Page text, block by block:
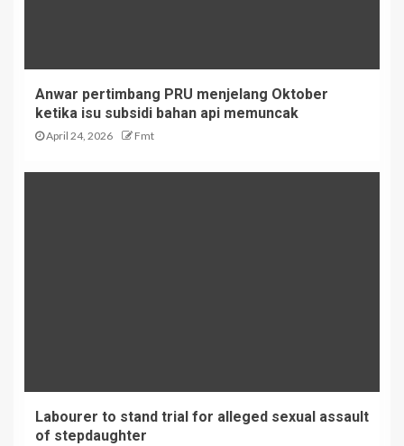
Anwar pertimbang PRU menjelang Oktober
ketika isu subsidi bahan api memuncak
April 24, 2026 Fmt
Labourer to stand trial for alleged sexual assault
of stepdaughter